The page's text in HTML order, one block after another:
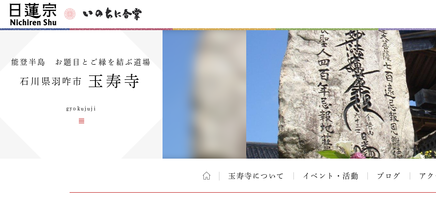
能登半島 お題目とご縁を結ぶ道場
石川県羽咋市 玉寿寺
gyokujuji
玉寿寺について イベント・活動 ブログ ア